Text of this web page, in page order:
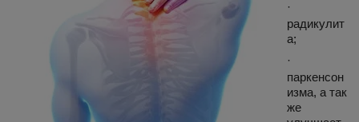
·
радикулит
а;
·
паркенсон
изма, а так
же